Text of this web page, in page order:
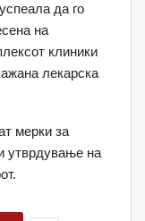
да го
на
клиники
лекарска
мерки за
утврдување на